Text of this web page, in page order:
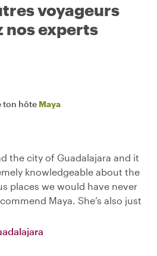
voyageurs
nos experts
ton hôte Maya
the city of Guadalajara and it
knowledgeable about the
places we would have never
Maya. She’s also just